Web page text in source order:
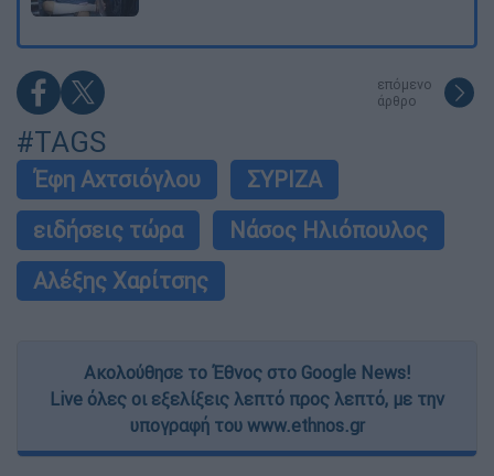
επόμενο
άρθρο
#TAGS
Έφη Αχτσιόγλου
ΣΥΡΙΖΑ
ειδήσεις τώρα
Νάσος Ηλιόπουλος
Αλέξης Χαρίτσης
Ακολούθησε το Έθνος στο Google News!
Live όλες οι εξελίξεις λεπτό προς λεπτό, με την
υπογραφή του www.ethnos.gr